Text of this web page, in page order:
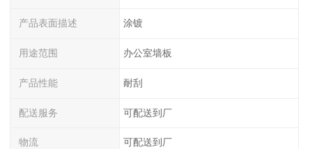
产品表面描述 涂镀
用途范围 办公室墙板
产品性能 耐刮
配送服务 可配送到厂
物流 可配送到厂